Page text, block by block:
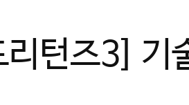
, 우월 피지컬 유럽을 이기는 방법_최초 여자유도 국대